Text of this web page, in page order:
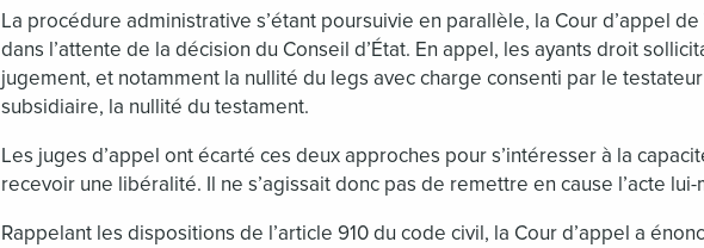
La procédure administrative s’étant poursuivie en parallèle, la Cour d’appel
dans l’attente de la décision du Conseil d’État. En appel, les ayants droit
jugement, et notamment la nullité du legs avec charge consenti par le
subsidiaire, la nullité du testament.
Les juges d’appel ont écarté ces deux approches pour s’intéresser à la
recevoir une libéralité. Il ne s’agissait donc pas de remettre en cause l’acte
Rappelant les dispositions de l’article 910 du code civil, la Cour d’appel a